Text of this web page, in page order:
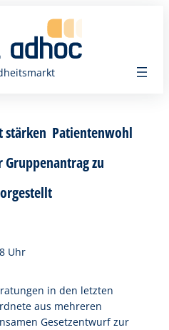
 Patientenwohl
Gruppenantrag zu
Uhr
in den letzten
aus mehreren
Gesetzentwurf zur